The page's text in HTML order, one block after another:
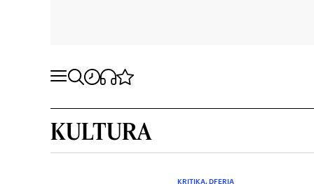
KULTURA
KRITIKA. DFERIA